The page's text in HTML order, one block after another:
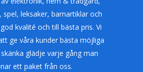
leksaker, barnartiklar och
kvalité och till bästa pris. Vi
ge våra kunder bästa möjliga
glädje varje gång man
ett paket från oss.